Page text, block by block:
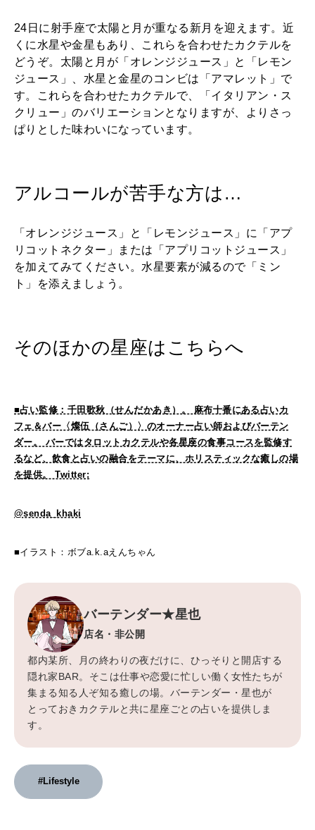
24日に射手座で太陽と月が重なる新月を迎えます。近
くに水星や金星もあり、これらを合わせたカクテルを
どうぞ。太陽と月が「オレンジジュース」と「レモン
ジュース」、水星と金星のコンビは「アマレット」で
す。これらを合わせたカクテルで、「イタリアン・ス
クリュー」のバリエーションとなりますが、よりさっ
ぱりとした味わいになっています。
アルコールが苦手な方は…
「オレンジジュース」と「レモンジュース」に「アプ
リコットネクター」または「アプリコットジュース」
を加えてみてください。水星要素が減るので「ミン
ト」を添えましょう。
そのほかの星座はこちらへ
■占い監修：千田歌秋（せんだかあき）。 麻布十番にある占いカ
フェ＆バー〈燦伍（さんご）〉のオーナー占い師およびバーテン
ダー。 バーではタロットカクテルや各星座の食事コースを監修す
るなど、飲食と占いの融合をテーマに、ホリスティックな癒しの場
を提供。 Twitter:
@senda_khaki
■イラスト：ボブa.k.aえんちゃん
バーテンダー★星也
店名・非公開
都内某所、月の終わりの夜だけに、ひっそりと開店する
隠れ家BAR。そこは仕事や恋愛に忙しい働く女性たちが
集まる知る人ぞ知る癒しの場。バーテンダー・星也が
とっておきカクテルと共に星座ごとの占いを提供しま
す。
#Lifestyle